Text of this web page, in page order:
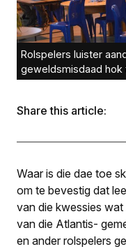
Rolspelers luister
geweldsmisdaad hok
Share this article:
Waar is die dae toe
om te bevestig dat
van die kwessies
van die Atlantis-
en ander rolspelers